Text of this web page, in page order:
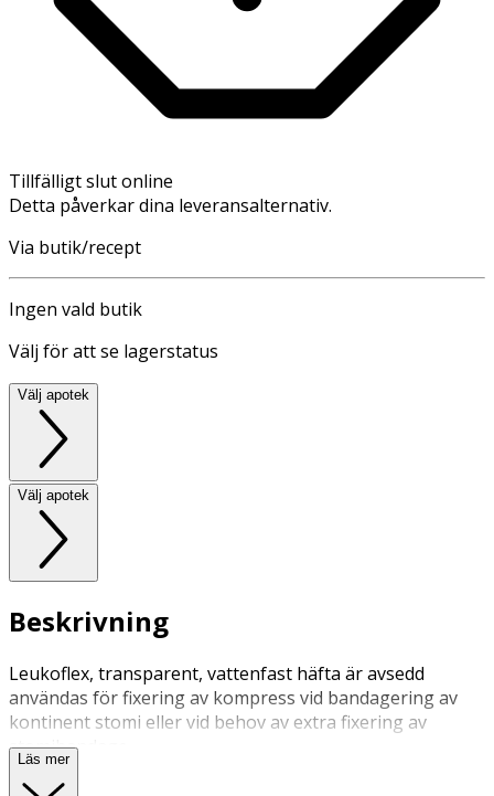
Tillfälligt slut online
Detta påverkar dina leveransalternativ.
Via butik/recept
Ingen vald butik
Välj för att se lagerstatus
Välj apotek
Välj apotek
Beskrivning
Leukoflex, transparent, vattenfast häfta är avsedd
användas för fixering av kompress vid bandagering av
kontinent stomi eller vid behov av extra fixering av
stomibandage.
Läs mer